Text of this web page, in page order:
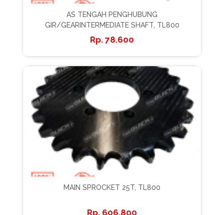
AS TENGAH PENGHUBUNG
GIR/GEARINTERMEDIATE SHAFT, TL800
78.600
MAIN SPROCKET 25T, TL800
606.800